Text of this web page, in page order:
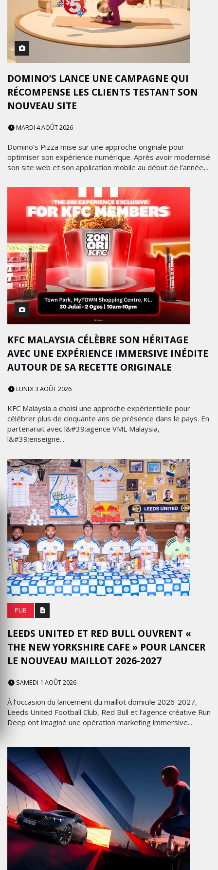
DOMINO’S LANCE UNE CAMPAGNE QUI
RÉCOMPENSE LES CLIENTS TESTANT SON
NOUVEAU SITE
MARDI 4 AOÛT 2026
Domino’s Pizza mise sur une approche originale pour
optimiser son expérience numérique. Après avoir modernisé
son site web et son application mobile au début de l’année,...
KFC MALAYSIA CÉLÈBRE SON HÉRITAGE
AVEC UNE EXPÉRIENCE IMMERSIVE INÉDITE
AUTOUR DE SA RECETTE ORIGINALE
LUNDI 3 AOÛT 2026
KFC Malaysia a choisi une approche expérientielle pour
célébrer plus de cinquante ans de présence dans le pays. En
partenariat avec l&#39;agence VML Malaysia,
l&#39;enseigne...
PUB
LEEDS UNITED ET RED BULL OUVRENT «
THE NEW YORKSHIRE CAFE » POUR LANCER
LE NOUVEAU MAILLOT 2026-2027
SAMEDI 1 AOÛT 2026
À l’occasion du lancement du maillot domicile 2026-2027,
Leeds United Football Club, Red Bull et l’agence créative Run
Deep ont imaginé une opération marketing immersive...